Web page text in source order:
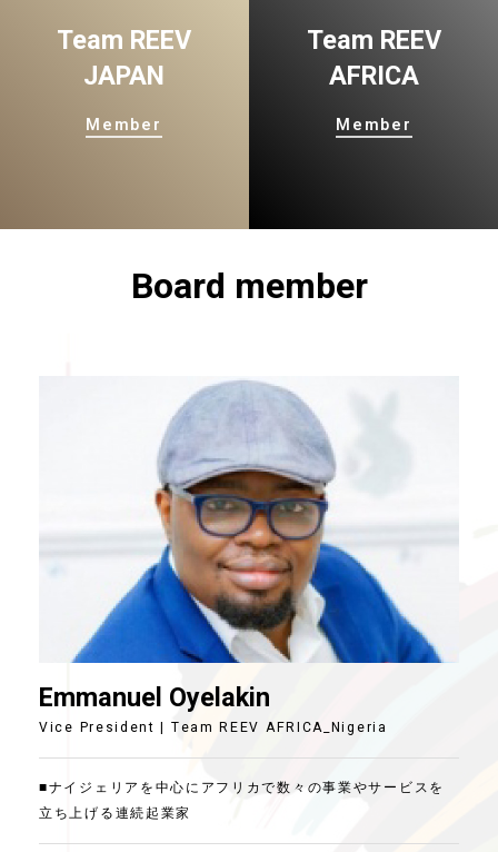
Team REEV
JAPAN
Member
Team REEV
AFRICA
Member
Board member
Emmanuel Oyelakin
Vice President | Team REEV AFRICA_Nigeria
■ナイジェリアを中心にアフリカで数々の事業やサービスを
立ち上げる連続起業家